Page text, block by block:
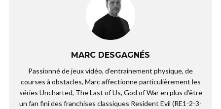
MARC DESGAGNÉS
Passionné de jeux vidéo, d’entrainement physique, de
courses à obstacles, Marc affectionne particulièrement les
séries Uncharted, The Last of Us, God of War en plus d’être
un fan fini des franchises classiques Resident Evil (RE1-2-3-